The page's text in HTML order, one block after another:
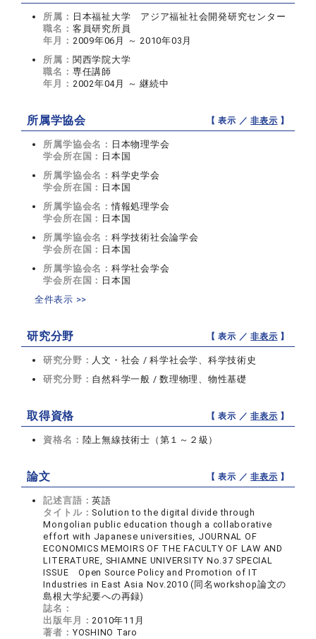
所属： 日本福祉大学 アジア福祉社会開発研究センター
職名： 客員研究所員
年月： 2009年06月 ～ 2010年03月
所属： 関西学院大学
職名： 専任講師
年月： 2002年04月 ～ 継続中
所属学協会 【 表示 ／非表示 】
所属学協会名： 日本物理学会
学会所在国： 日本国
所属学協会名： 科学史学会
学会所在国： 日本国
所属学協会名：情報処理学会
学会所在国： 日本国
所属学協会名： 科学技術社会論学会
学会所在国： 日本国
所属学協会名： 科学社会学会
学会所在国： 日本国
全件表示 >>
研究分野 【 表示 ／非表示 】
研究分野： 人文・社会 / 科学社会学、科学技術史
研究分野： 自然科学一般 / 数理物理、物性基礎
取得資格 【 表示 ／非表示 】
資格名： 陸上無線技術士（第１～２級）
論文 【 表示 ／非表示 】
記述言語：英語
タイトル： Solution to the digital divide through
Mongolian public education though a collaborative
effort with Japanese universities, JOURNAL OF
ECONOMICS MEMOIRS OF THE FACULTY OF LAW AND
LITERATURE, SHIAMNE UNIVERSITY No.37 SPECIAL
ISSUE Open Source Policy and Promotion of IT
Industries in East Asia Nov.2010 (同名workshop論文の
島根大学紀要への再録)
誌名：
出版年月：2010年11月
著者： YOSHINO Taro